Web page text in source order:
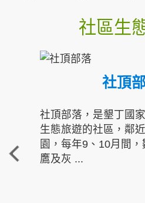
社區生
社頂
社頂部落，是墾丁國
生態旅遊的社區，鄰
園，每年9、10月間
鷹及灰 ...